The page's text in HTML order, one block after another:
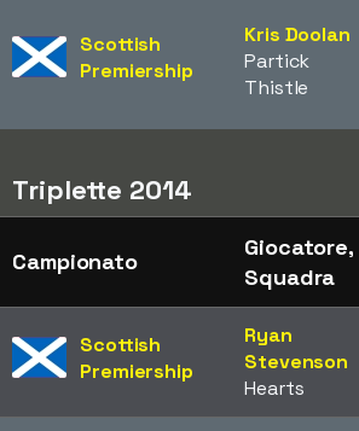
Scottish
Premiership
Kris Doolan
Partick
Thistle
Triplette 2014
Campionato
Giocatore,
Squadra
Scottish
Premiership
Ryan
Stevenson
Hearts